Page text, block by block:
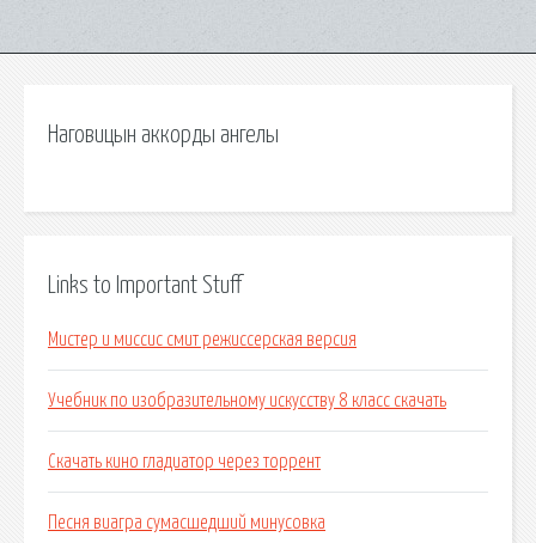
Наговицын аккорды ангелы
Links to Important Stuff
Мистер и миссис смит режиссерская версия
Учебник по изобразительному искусству 8 класс скачать
Скачать кино гладиатор через торрент
Песня виагра сумасшедший минусовка